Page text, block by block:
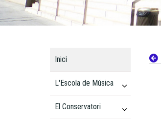
Inici
L'Escola de Música
El Conservatori